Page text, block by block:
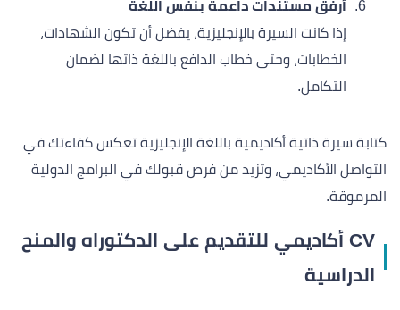
أرفق مستندات داعمة بنفس اللغة
إذا كانت السيرة بالإنجليزية، يفضل أن تكون الشهادات،
الخطابات، وحتى خطاب الدافع باللغة ذاتها لضمان
التكامل.
كتابة سيرة ذاتية أكاديمية باللغة الإنجليزية تعكس كفاءتك في
التواصل الأكاديمي، وتزيد من فرص قبولك في البرامج الدولية
المرموقة.
CV أكاديمي للتقديم على الدكتوراه والمنح
الدراسية